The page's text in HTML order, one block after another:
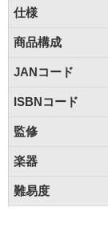
仕様
商品構成
JANコード
ISBNコード
監修
楽器
難易度